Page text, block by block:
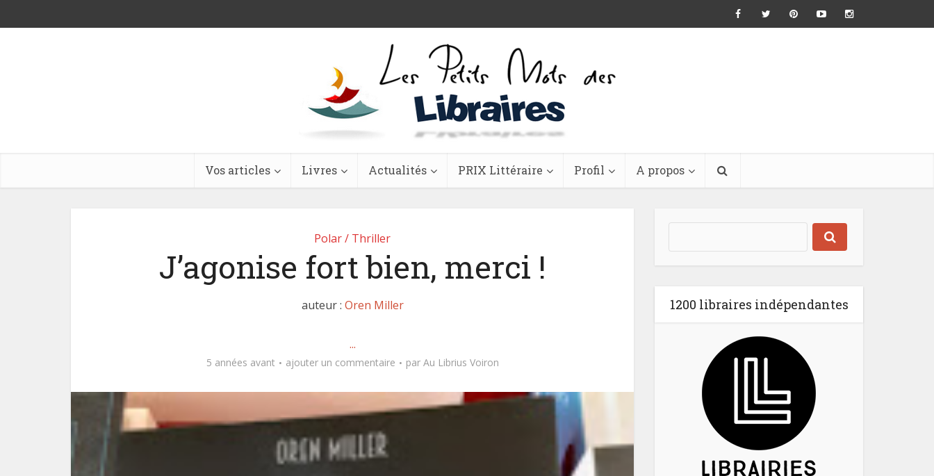
Vos articles Livres Actualités PRIX Littéraire Profil A propos
Polar / Thriller
J’agonise fort bien, merci !
auteur : Oren Miller
...
5 années avant ajouter un commentaire par Au Librius Voiron
1200 libraires indépendantes